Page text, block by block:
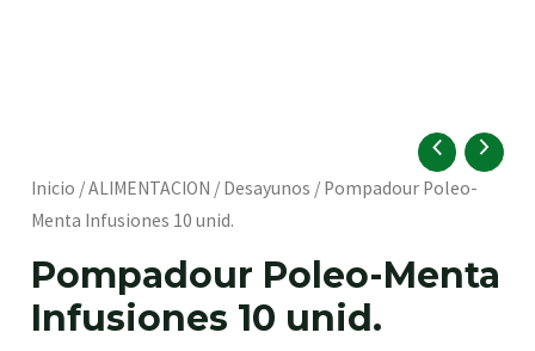
Inicio /ALIMENTACION / Desayunos / Pompadour Poleo-
Menta Infusiones 10 unid.
Pompadour Poleo-Menta
Infusiones 10 unid.
Poleo-
Menta
10
unid.